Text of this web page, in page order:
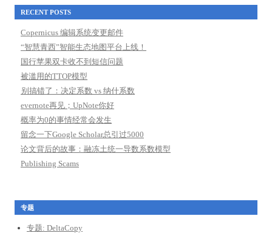
RECENT POSTS
Copernicus 编辑系统变更邮件
“智慧青西”智能生态地图平台上线！
国行苹果双卡收不到短信问题
被滥用的TTOP模型
别搞错了：决定系数 vs 纳什系数
evernote再见；UpNote你好
概率为0的事情经常会发生
留念一下Google Scholar总引过5000
论文背后的故事：融冻土统一导数系数模型
Publishing Scams
专题
专题: DeltaCopy